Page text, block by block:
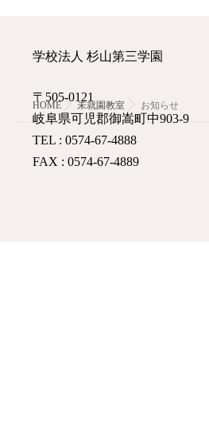
HOME 未就園教室 お知らせ
学校法人 杉山第三学園
〒505-0121
岐阜県可児郡御嵩町中903-9
TEL : 0574-67-4888
FAX : 0574-67-4889